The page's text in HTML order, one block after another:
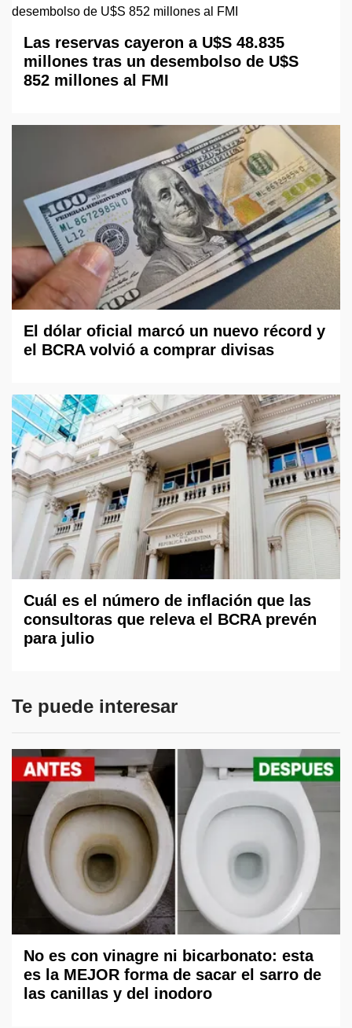
Las reservas cayeron a U$S 48.835
millones tras un desembolso de U$S
852 millones al FMI
El dólar oficial marcó un nuevo récord y
el BCRA volvió a comprar divisas
Cuál es el número de inflación que las
consultoras que releva el BCRA prevén
para julio
Te puede interesar
No es con vinagre ni bicarbonato: esta
es la MEJOR forma de sacar el sarro de
las canillas y del inodoro